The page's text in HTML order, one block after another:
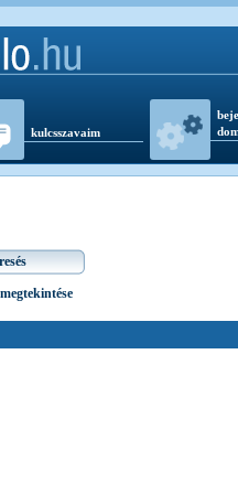
kulcsszavaim